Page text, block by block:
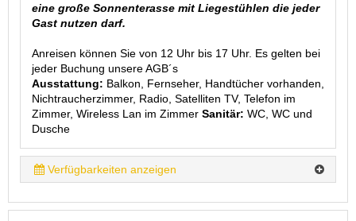
eine große Sonnenterasse mit Liegestühlen die jeder
Gast nutzen darf.
Anreisen können Sie von 12 Uhr bis 17 Uhr. Es gelten bei
jeder Buchung unsere AGB´s
Ausstattung: Balkon, Fernseher, Handtücher vorhanden,
Nichtraucherzimmer, Radio, Satelliten TV, Telefon im
Zimmer, Wireless Lan im Zimmer Sanitär: WC, WC und
Dusche
Verfügbarkeiten anzeigen